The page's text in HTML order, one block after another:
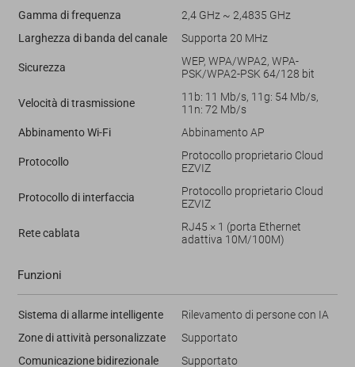
Gamma di frequenza
2,4 GHz ~ 2,4835 GHz
Larghezza di banda del canale
Supporta 20 MHz
Sicurezza
WEP, WPA/WPA2, WPA-
PSK/WPA2-PSK 64/128 bit
Velocità di trasmissione
11b: 11 Mb/s, 11g: 54 Mb/s,
11n: 72 Mb/s
Abbinamento Wi-Fi
Abbinamento AP
Protocollo
Protocollo proprietario Cloud
EZVIZ
Protocollo di interfaccia
Protocollo proprietario Cloud
EZVIZ
Rete cablata
RJ45 × 1 (porta Ethernet
adattiva 10M/100M)
Funzioni
Sistema di allarme intelligente
Rilevamento di persone con IA
Zone di attività personalizzate
Supportato
Comunicazione bidirezionale
Supportato